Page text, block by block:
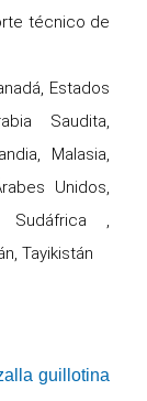
técnico de
Estados
Saudita,
Malasia,
Unidos,
Sudáfrica ,
Tayikistán
guillotina